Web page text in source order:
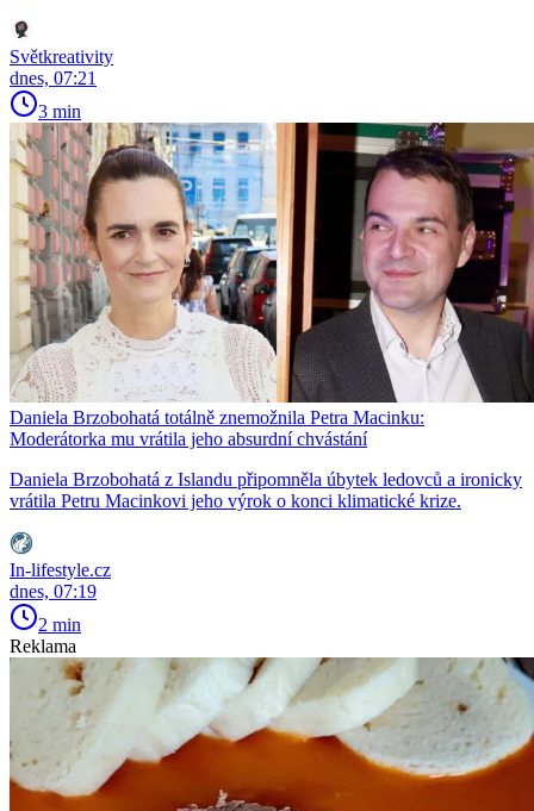
Světkreativity
dnes, 07:21
3 min
Daniela Brzobohatá totálně znemožnila Petra Macinku:
Moderátorka mu vrátila jeho absurdní chvástání
Daniela Brzobohatá z Islandu připomněla úbytek ledovců a ironicky
vrátila Petru Macinkovi jeho výrok o konci klimatické krize.
In-lifestyle.cz
dnes, 07:19
2 min
Reklama